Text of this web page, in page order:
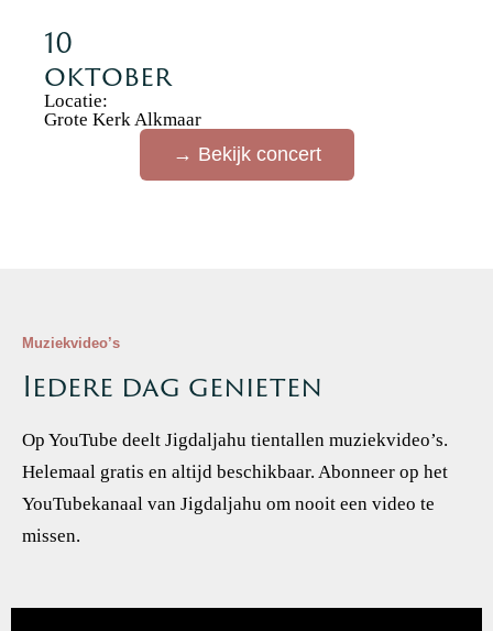
10
oktober
Locatie:
Grote Kerk Alkmaar
→ Bekijk concert
Muziekvideo’s
Iedere dag genieten
Op YouTube deelt Jigdaljahu tientallen muziekvideo’s.
Helemaal gratis en altijd beschikbaar. Abonneer op het
YouTubekanaal van Jigdaljahu om nooit een video te
missen.